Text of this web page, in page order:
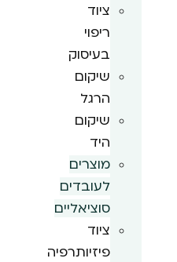
ציוד
ריפוי
בעיסוק
שיקום
הרגל
שיקום
היד
מוצרים
לעובדים
סוציאליים
ציוד
פיזיותרפיה